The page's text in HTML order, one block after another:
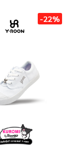
-22%